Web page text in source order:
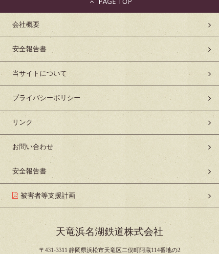
会社概要
安全報告書
当サイトについて
プライバシーポリシー
リンク
お問い合わせ
安全報告書
被害者等支援計画
天竜浜名湖鉄道株式会社
〒431-3311 静岡県浜松市天竜区二俣町阿蔵114番地の2